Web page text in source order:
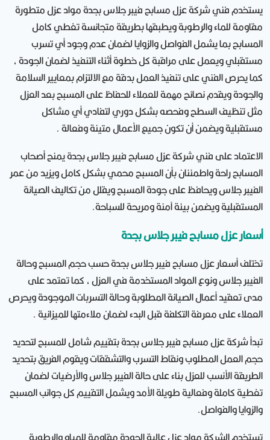
يستخدم فني شركة عزل مسابح فيبر جلاس بجدة مواد عزل متطورة
مقاومة للماء والرطوبة ويطبقها بطريقة متجانسة تغطي كامل
المسابح بما يشمل الفواصل والزوايا لضمان عدم وجود أي تسرب
مستقبلي ويعمل على مراقبة كل خطوة أثناء التنفيذ لضمان الجودة ،
كما يحرص الفني على تنفيذ العمل بدقة مع الالتزام بمعايير السلامة
والجودة ويقدم نصائح مهمة للعملاء للحفاظ على المسبح بعد العزل
مثل تنظيف السطح وفحصه بشكل دوري لتفادي أي مشاكل
مستقبلية ويضمن أن تكون جميع الأعمال متينة وفعالة .
الاعتماد على فني شركة عزل مسابح فيبر جلاس بجدة يمنح أصحاب
المسابح راحة واطمئنان بأن المسبح محمي بشكل كامل ويزيد من عمر
الفيبر جلاس ويحافظ على جودة المسبح ويقلل من تكاليف الصيانة
المستقبلية ويضمن بيئة آمنة ومريحة للسباحة.
أسعار عزل مسابح فيبر جلاس بجدة
تختلف أسعار عزل مسابح فيبر جلاس بجدة حسب حجم المسبح وحالة
الفيبر جلاس ونوع المواد المستخدمة في العزل ، كما تعتمد على
مدى تعقيد أعمال الصيانة المطلوبة وحالة التسربات الموجودة ويحرص
العملاء على معرفة التكلفة قبل البدء لضمان ملاءمتها للميزانية .
تبدأ شركة عزل مسابح فيبر جلاس بجدة بتقييم شامل للمسبح لتحديد
حجم العمل المطلوب ونقاط التسرب والتشققات ويقوم الفريق بتحديد
الطريقة الأنسب للعزل بناء على حالة الفيبر جلاس والأرضيات لضمان
تغطية كاملة وفعالية طويلة الأمد ويشمل التقييم كل جوانب المسبح
والزوايا والفواصل.